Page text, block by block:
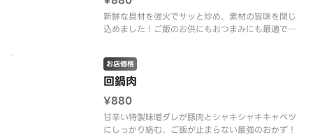
新鮮な具材を強火でサッと炒め、素材の旨味を閉じ
込めました！ご飯のお供にもおつまみにも最適で
回鍋肉
お店価格
¥880
甘辛い特製味噌ダレが豚肉とシャキシャキキャベツ
にしっかり絡む、ご飯が止まらない最強のおかず！